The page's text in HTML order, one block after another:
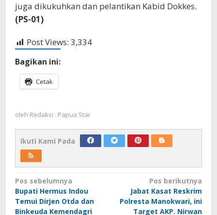
juga dikukuhkan dan pelantikan Kabid Dokkes.
(PS-01)
Post Views: 3,334
Bagikan ini:
Cetak
oleh Redaksi : Papua Star
Ikuti Kami Pada
Navigasi
pos
Pos sebelumnya
Bupati Hermus Indou
Temui Dirjen Otda dan
Binkeuda Kemendagri
Pos berikutnya
Jabat Kasat Reskrim
Polresta Manokwari, ini
Target AKP. Nirwan